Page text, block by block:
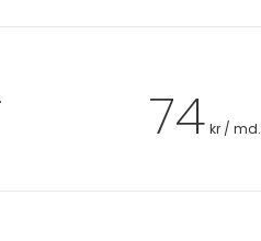
74 kr / md.